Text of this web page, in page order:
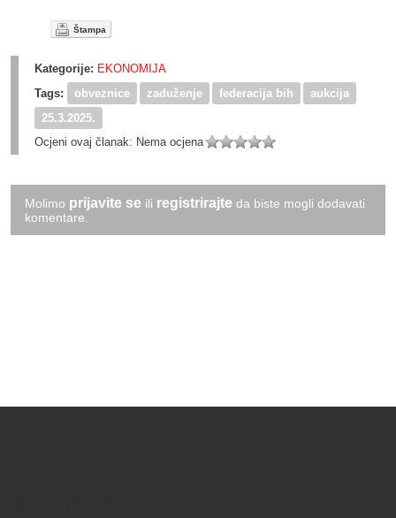
Štampa
Kategorije: EKONOMIJA
Tags:
obveznice zaduženje federacija bih
aukcija
25.3.2025.
Ocjeni ovaj članak: Nema ocjena
Molimo prijavite se ili registrirajte da biste mogli dodavati
komentare.